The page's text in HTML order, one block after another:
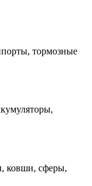
тормозные
ковши, сферы,